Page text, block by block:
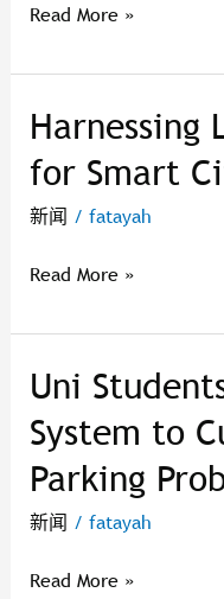
Starter
Read More »
Harnessing
for Smart
新闻 / fatayah
Harnessing
Technology
for
Cities
Read More »
Uni
System to
Parking
新闻 / fatayah
Uni
Develop
Smart
to
Double
Read More »